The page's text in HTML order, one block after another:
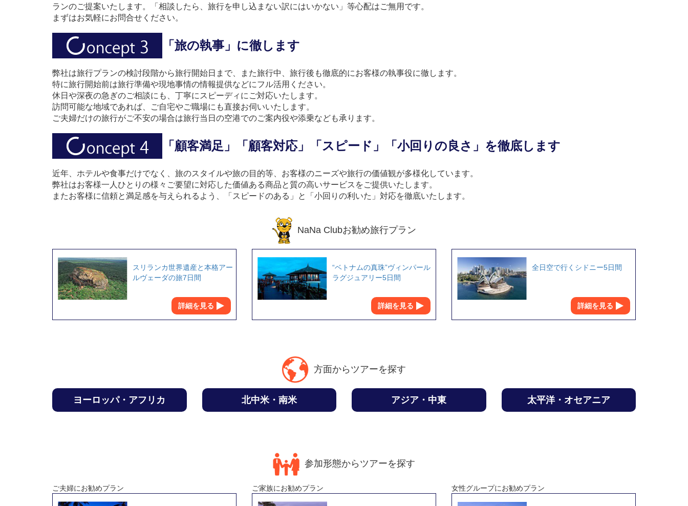
ランのご提案いたします。「相談したら、旅行を申し込まない訳にはいかない」等心配はご無用です。
まずはお気軽にお問合せください。
「旅の執事」に徹します
弊社は旅行プランの検討段階から旅行開始日まで、また旅行中、旅行後も徹底的にお客様の執事役に徹します。
特に旅行開始前は旅行準備や現地事情の情報提供などにフル活用ください。
休日や深夜の急ぎのご相談にも、丁寧にスピーディにご対応いたします。
訪問可能な地域であれば、ご自宅やご職場にも直接お伺いいたします。
ご夫婦だけの旅行がご不安の場合は旅行当日の空港でのご案内役や添乗なども承ります。
「顧客満足」「顧客対応」「スピード」「小回りの良さ」を徹底します
近年、ホテルや食事だけでなく、旅のスタイルや旅の目的等、お客様のニーズや旅行の価値観が多様化しています。
弊社はお客様一人ひとりの様々ご要望に対応した価値ある商品と質の高いサービスをご提供いたします。
またお客様に信頼と満足感を与えられるよう、「スピードのある」と「小回りの利いた」対応を徹底いたします。
NaNa Clubお勧め旅行プラン
スリランカ世界遺産と本格アー
ルヴェーダの旅7日間
詳細を見る
“ベトナムの真珠”ヴィンパール
ラグジュアリー5日間
詳細を見る
全日空で行くシドニー5日間
詳細を見る
方面からツアーを探す
ヨーロッパ・アフリカ 北中米・南米 アジア・中東 太平洋・オセアニア
参加形態からツアーを探す
ご夫婦にお勧めプラン ご家族にお勧めプラン 女性グループにお勧めプラン